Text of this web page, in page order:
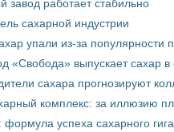
завод работает стабильно
сахарной индустрии
упали из-за популярности
«Свобода» выпускает сахар в
сахара прогнозируют
комплекс: за иллюзию
успеха сахарного